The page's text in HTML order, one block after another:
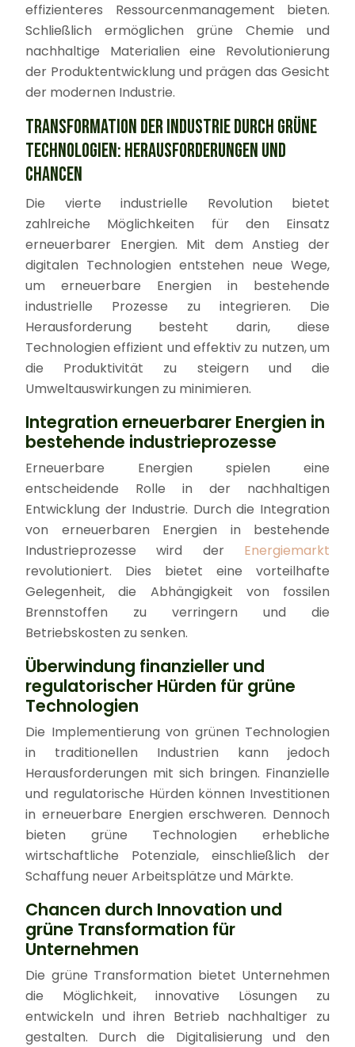
effizienteres Ressourcenmanagement bieten.
Schließlich ermöglichen grüne Chemie und
nachhaltige Materialien eine Revolutionierung
der Produktentwicklung und prägen das Gesicht
der modernen Industrie.
TRANSFORMATION DER INDUSTRIE DURCH GRÜNE
TECHNOLOGIEN: HERAUSFORDERUNGEN UND
CHANCEN
Die vierte industrielle Revolution bietet
zahlreiche Möglichkeiten für den Einsatz
erneuerbarer Energien. Mit dem Anstieg der
digitalen Technologien entstehen neue Wege,
um erneuerbare Energien in bestehende
industrielle Prozesse zu integrieren. Die
Herausforderung besteht darin, diese
Technologien effizient und effektiv zu nutzen, um
die Produktivität zu steigern und die
Umweltauswirkungen zu minimieren.
Integration erneuerbarer Energien in
bestehende industrieprozesse
Erneuerbare Energien spielen eine
entscheidende Rolle in der nachhaltigen
Entwicklung der Industrie. Durch die Integration
von erneuerbaren Energien in bestehende
Industrieprozesse wird der Energiemarkt
revolutioniert. Dies bietet eine vorteilhafte
Gelegenheit, die Abhängigkeit von fossilen
Brennstoffen zu verringern und die
Betriebskosten zu senken.
Überwindung finanzieller und
regulatorischer Hürden für grüne
Technologien
Die Implementierung von grünen Technologien
in traditionellen Industrien kann jedoch
Herausforderungen mit sich bringen. Finanzielle
und regulatorische Hürden können Investitionen
in erneuerbare Energien erschweren. Dennoch
bieten grüne Technologien erhebliche
wirtschaftliche Potenziale, einschließlich der
Schaffung neuer Arbeitsplätze und Märkte.
Chancen durch Innovation und
grüne Transformation für
Unternehmen
Die grüne Transformation bietet Unternehmen
die Möglichkeit, innovative Lösungen zu
entwickeln und ihren Betrieb nachhaltiger zu
gestalten. Durch die Digitalisierung und den